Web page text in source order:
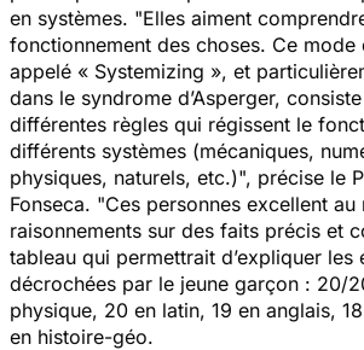
en systèmes. "Elles aiment
fonctionnement des choses. Ce mode
appelé « Systemizing », et
dans le syndrome d’Asperger,
différentes règles qui régissent le
différents systèmes (mécaniques,
physiques, naturels, etc.)", précise le
Fonseca. "Ces personnes excellent au
raisonnements sur des faits précis et
tableau qui permettrait d’expliquer les
décrochées par le jeune garçon : 20/
physique, 20 en latin, 19 en anglais,
en histoire-géo.